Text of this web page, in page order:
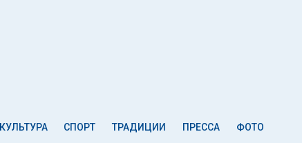
КУЛЬТУРА СПОРТ ТРАДИЦИИ ПРЕССА ФОТО